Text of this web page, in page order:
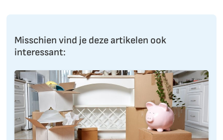
Misschien vind je deze artikelen ook
interessant: